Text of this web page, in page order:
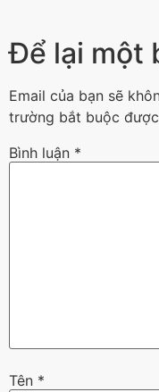
Để lại một
Email của bạn sẽ
trường bắt buộc
Bình luận *
Tên *